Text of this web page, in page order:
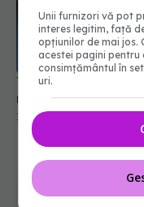
Tratamentul
negative
18 mar 2026, 11:53
Unii furnizori vă pot
interes legitim, față
opțiunilor de mai jos.
acestei pagini pentru
consimțământul în
uri.